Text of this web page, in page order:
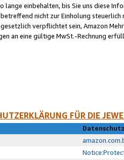
lange einbehalten, bis Sie uns diese
nicht zur Einholung
verpflichtet sein, Amazon
an eine gültige MwSt.-Rechnung
FÜR DIE